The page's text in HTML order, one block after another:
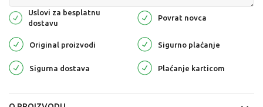
Uslovi za besplatnu
dostavu
Povrat novca
Original proizvodi Sigurno plaćanje
Sigurna dostava Plaćanje karticom